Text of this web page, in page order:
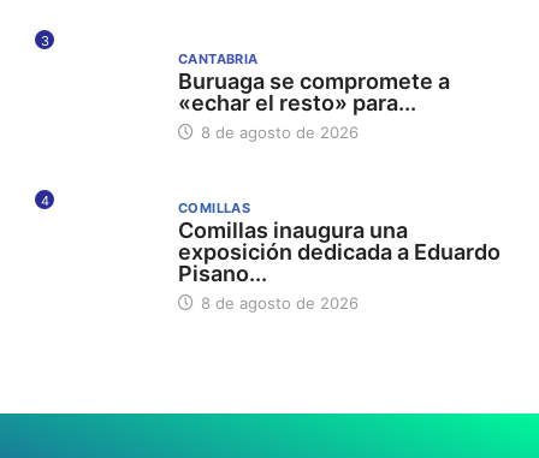
3
CANTABRIA
Buruaga se compromete a
«echar el resto» para...
8 de agosto de 2026
4 COMILLAS
Comillas inaugura una
exposición dedicada a Eduardo
Pisano...
8 de agosto de 2026